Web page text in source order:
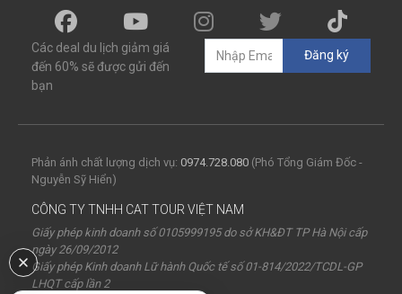
Các deal du lịch giảm giá
đến 60% sẽ được gửi đến
bạn
Đăng ký
Phản ánh chất lượng dịch vụ: 0974.728.080 (Phó Tổng Giám Đốc -
Nguyễn Sỹ Hiển)
CÔNG TY TNHH CAT TOUR VIỆT NAM
Giấy phép kinh doanh số 0105999195 do sở KH&ĐT TP Hà Nội cấp
ngày 26/09/2012
Giấy phép Kinh doanh Lữ hành Quốc tế số 01-814/2022/TCDL-GP
LHQT cấp lần 2